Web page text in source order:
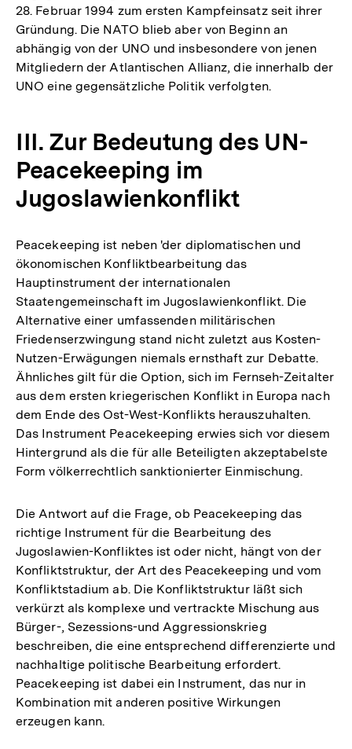
28. Februar 1994 zum ersten Kampfeinsatz seit ihrer
Gründung. Die NATO blieb aber von Beginn an
abhängig von der UNO und insbesondere von jenen
Mitgliedern der Atlantischen Allianz, die innerhalb der
UNO eine gegensätzliche Politik verfolgten.
III. Zur Bedeutung des UN-
Peacekeeping im
Jugoslawienkonflikt
Peacekeeping ist neben 'der diplomatischen und
ökonomischen Konfliktbearbeitung das
Hauptinstrument der internationalen
Staatengemeinschaft im Jugoslawienkonflikt. Die
Alternative einer umfassenden militärischen
Friedenserzwingung stand nicht zuletzt aus Kosten-
Nutzen-Erwägungen niemals ernsthaft zur Debatte.
Ähnliches gilt für die Option, sich im Fernseh-Zeitalter
aus dem ersten kriegerischen Konflikt in Europa nach
dem Ende des Ost-West-Konflikts herauszuhalten.
Das Instrument Peacekeeping erwies sich vor diesem
Hintergrund als die für alle Beteiligten akzeptabelste
Form völkerrechtlich sanktionierter Einmischung.
Die Antwort auf die Frage, ob Peacekeeping das
richtige Instrument für die Bearbeitung des
Jugoslawien-Konfliktes ist oder nicht, hängt von der
Konfliktstruktur, der Art des Peacekeeping und vom
Konfliktstadium ab. Die Konfliktstruktur läßt sich
verkürzt als komplexe und vertrackte Mischung aus
Bürger-, Sezessions-und Aggressionskrieg
beschreiben, die eine entsprechend differenzierte und
nachhaltige politische Bearbeitung erfordert.
Peacekeeping ist dabei ein Instrument, das nur in
Kombination mit anderen positive Wirkungen
erzeugen kann.